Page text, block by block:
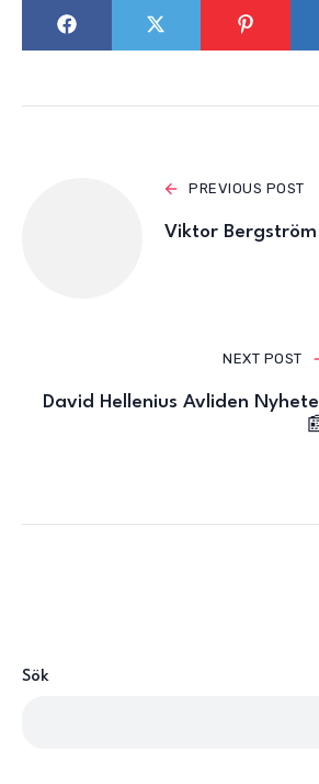
PREVIOUS POST
Viktor
NEXT POST
David Hellenius Avliden
Sök